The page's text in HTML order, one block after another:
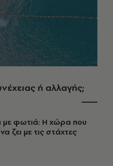
ή αλλαγής;
με φωτιά: Η χώρα που
ζει με τις στάχτες